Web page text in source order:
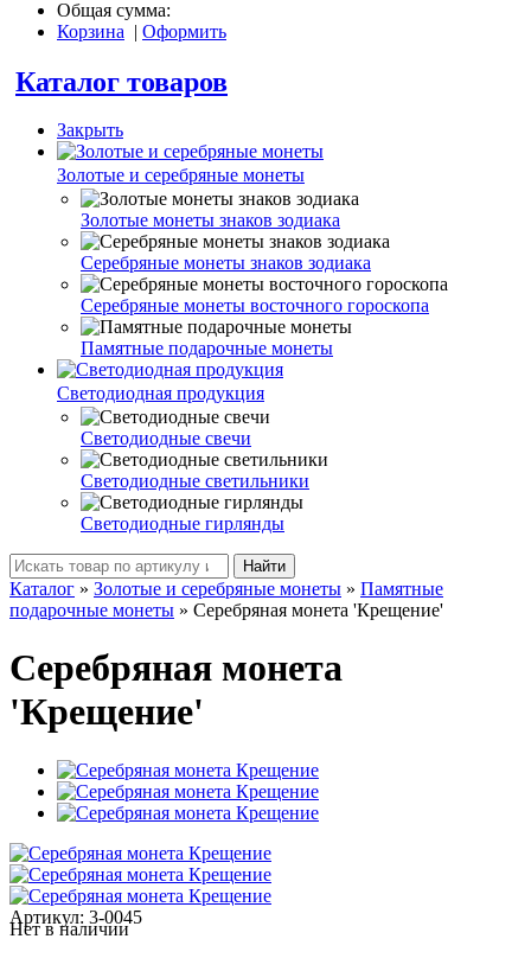
Общая сумма:
Корзина | Оформить
Каталог товаров
Закрыть
Золотые и серебряные монеты
Золотые монеты знаков зодиака
Серебряные монеты знаков зодиака
Серебряные монеты восточного гороскопа
Памятные подарочные монеты
Светодиодная продукция
Светодиодные свечи
Светодиодные светильники
Светодиодные гирлянды
Найти
Каталог » Золотые и серебряные монеты » Памятные
подарочные монеты » Серебряная монета 'Крещение'
Серебряная монета
'Крещение'
Артикул: 3-0045
Нет в наличии